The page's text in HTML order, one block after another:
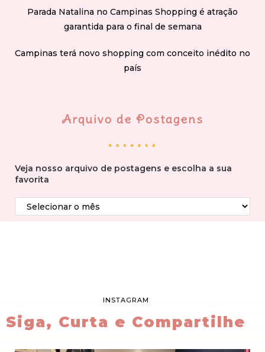
Parada Natalina no Campinas Shopping é atração
garantida para o final de semana
Campinas terá novo shopping com conceito inédito no
país
Arquivo de Postagens
Veja nosso arquivo de postagens e escolha a sua
favorita
INSTAGRAM
Siga, Curta e Compartilhe